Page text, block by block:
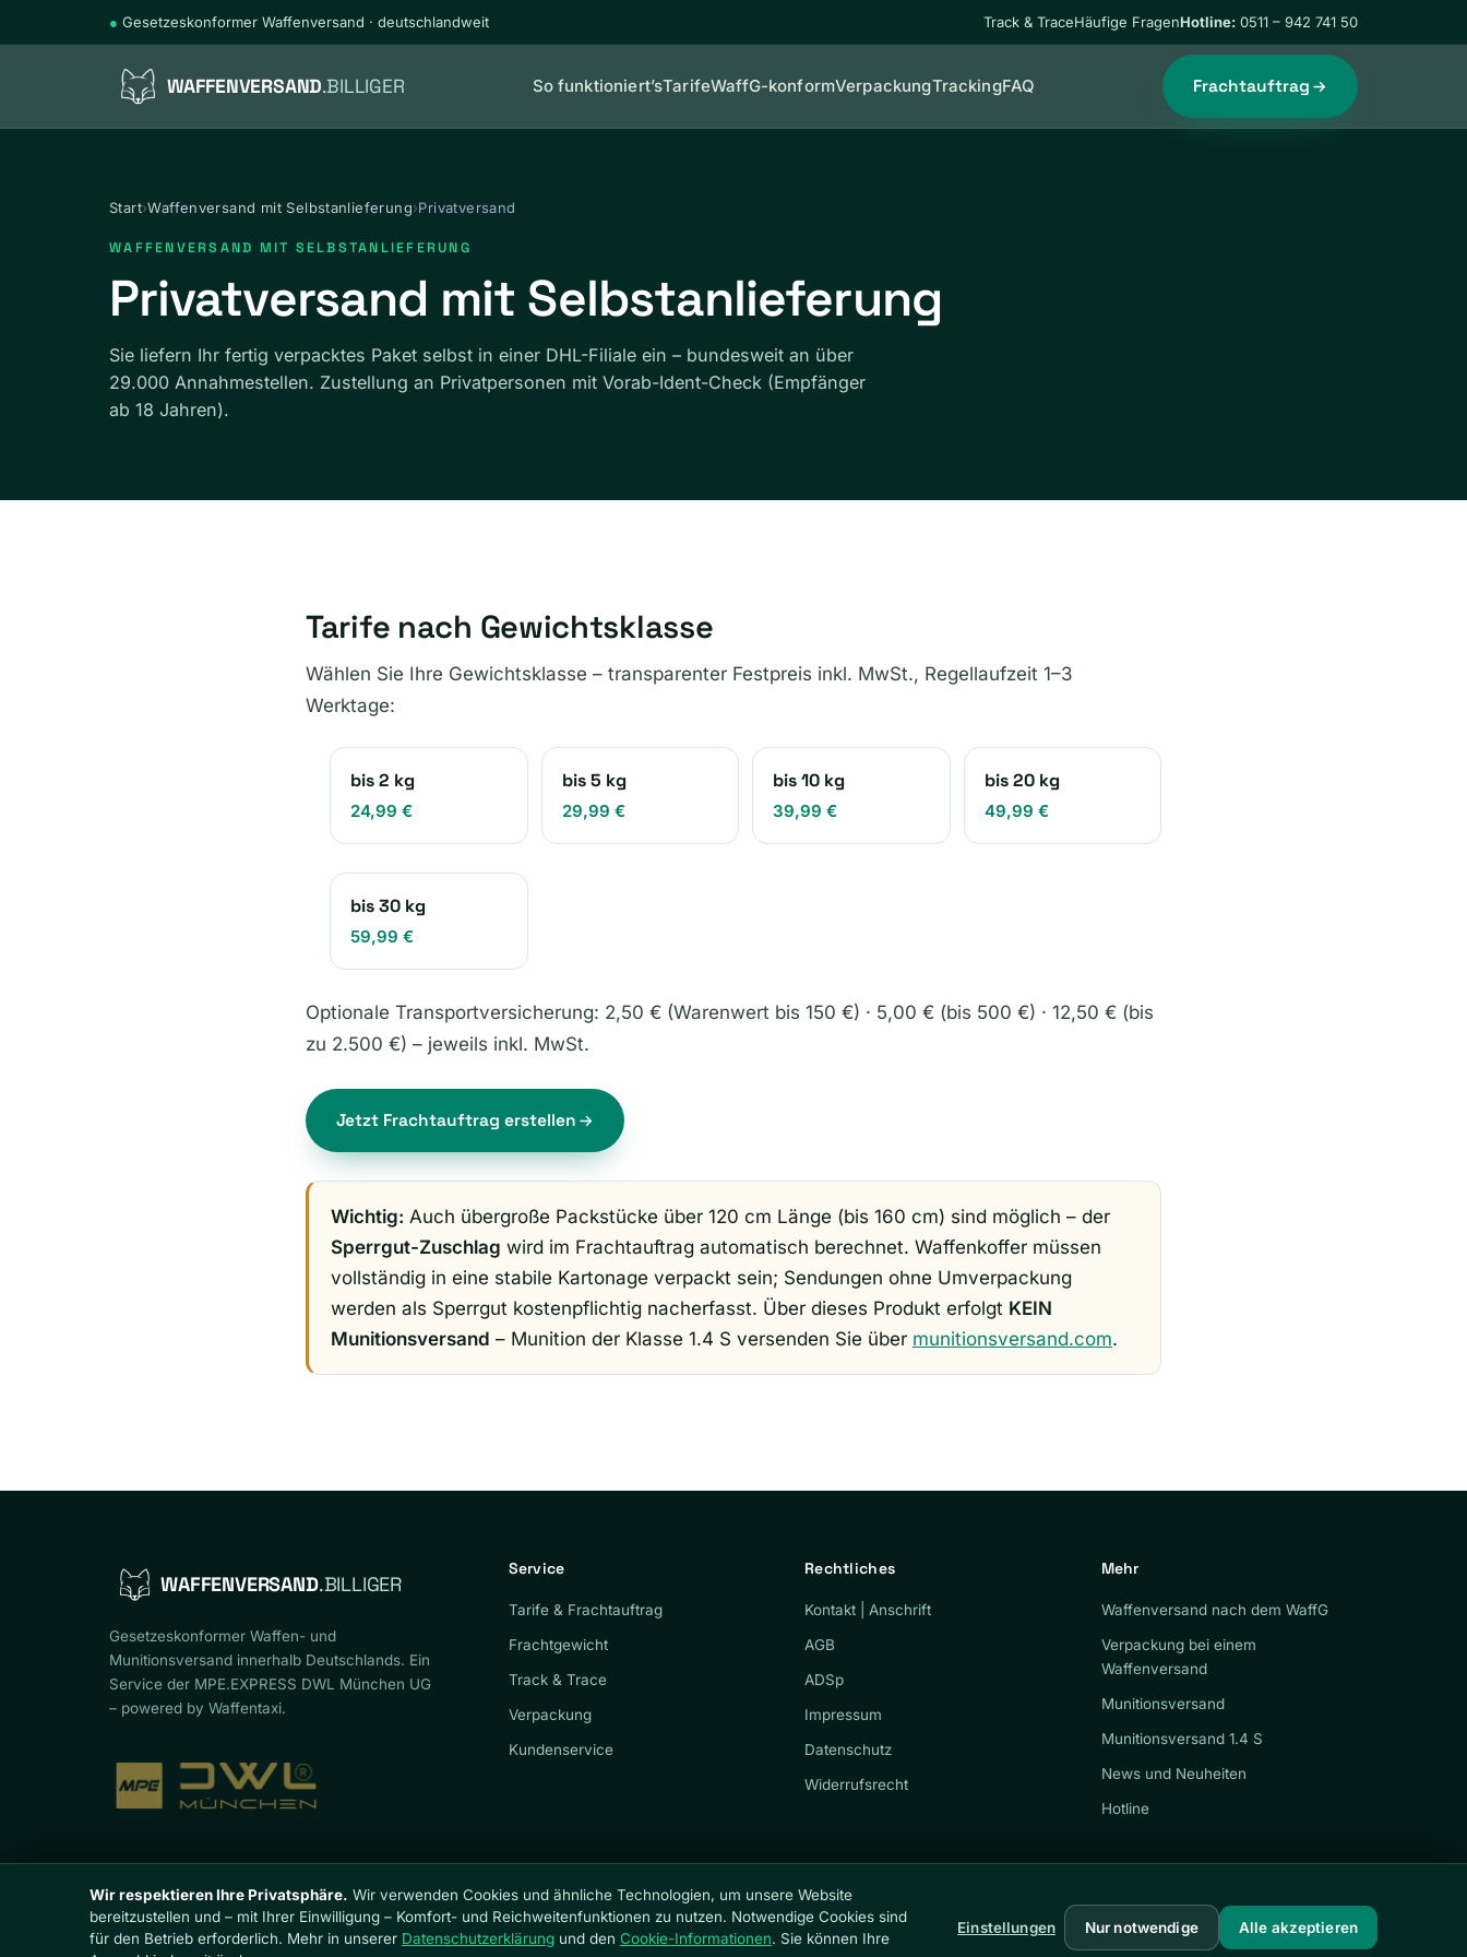
● Gesetzeskonformer Waffenversand · deutschlandweit Track & TraceHäufige FragenHotline: 0511 – 942 741 50
WAFFENVERSAND.BILLIGER So funktioniert’sTarifeWaffG-konformVerpackungTrackingFAQ Frachtauftrag
Start›Waffenversand mit Selbstanlieferung›Privatversand
WAFFENVERSAND MIT SELBSTANLIEFERUNG
Privatversand mit Selbstanlieferung
Sie liefern Ihr fertig verpacktes Paket selbst in einer DHL-Filiale ein – bundesweit an über
29.000 Annahmestellen. Zustellung an Privatpersonen mit Vorab-Ident-Check (Empfänger
ab 18 Jahren).
Tarife nach Gewichtsklasse
Wählen Sie Ihre Gewichtsklasse – transparenter Festpreis inkl. MwSt., Regellaufzeit 1–3
Werktage:
bis 2 kg
24,99 €
bis 5 kg
29,99 €
bis 10 kg
39,99 €
bis 20 kg
49,99 €
bis 30 kg
59,99 €
Optionale Transportversicherung: 2,50 € (Warenwert bis 150 €) · 5,00 € (bis 500 €) · 12,50 € (bis
zu 2.500 €) – jeweils inkl. MwSt.
Jetzt Frachtauftrag erstellen
Wichtig: Auch übergroße Packstücke über 120 cm Länge (bis 160 cm) sind möglich – der
Sperrgut-Zuschlag wird im Frachtauftrag automatisch berechnet. Waffenkoffer müssen
vollständig in eine stabile Kartonage verpackt sein; Sendungen ohne Umverpackung
werden als Sperrgut kostenpflichtig nacherfasst. Über dieses Produkt erfolgt KEIN
Munitionsversand – Munition der Klasse 1.4 S versenden Sie über munitionsversand.com.
WAFFENVERSAND.BILLIGER
Gesetzeskonformer Waffen- und
Munitionsversand innerhalb Deutschlands. Ein
Service der MPE.EXPRESS DWL München UG
– powered by Waffentaxi.
Service
Tarife & Frachtauftrag
Frachtgewicht
Track & Trace
Verpackung
Kundenservice
Rechtliches
Kontakt | Anschrift
AGB
ADSp
Impressum
Datenschutz
Widerrufsrecht
Mehr
Waffenversand nach dem WaffG
Verpackung bei einem
Waffenversand
Munitionsversand
Munitionsversand 1.4 S
News und Neuheiten
Hotline
Copyright ©2026 MPE.EXPRESS DWL München UG (haftungsbeschränkt) · Alle Rechte vorbehalten.
Vertrag widerrufen ImpressumDatenschutzAGBWiderrufsrechtCookiesCookie-Einstellungen
Wir respektieren Ihre Privatsphäre. Wir verwenden Cookies und ähnliche Technologien, um unsere Website
bereitzustellen und – mit Ihrer Einwilligung – Komfort- und Reichweitenfunktionen zu nutzen. Notwendige Cookies sind
für den Betrieb erforderlich. Mehr in unserer Datenschutzerklärung und den Cookie-Informationen. Sie können Ihre
Einstellungen Nur notwendige Alle akzeptieren